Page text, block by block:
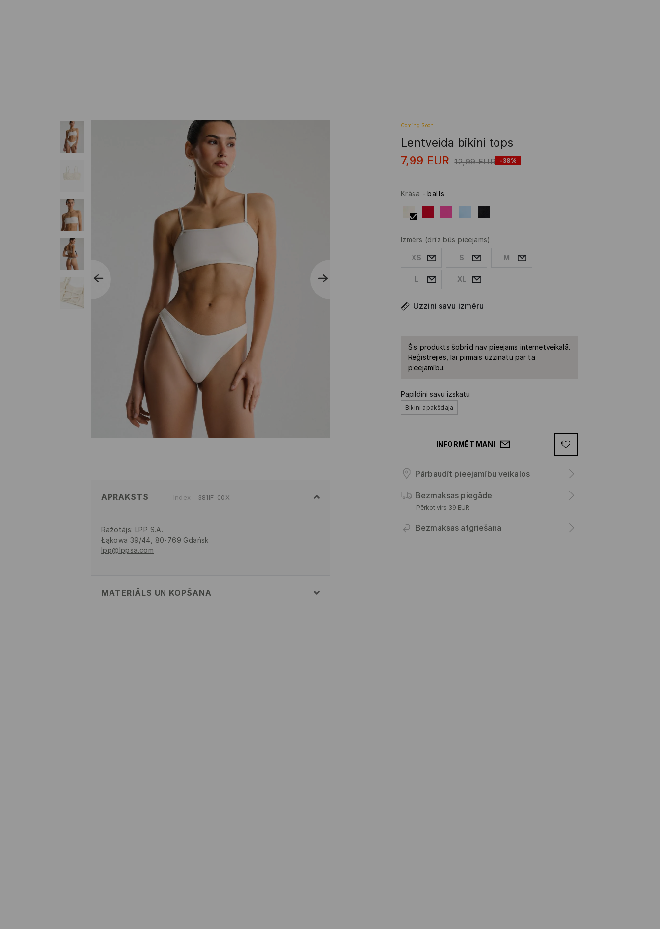
Coming Soon
Lentveida bikini tops
7,99 EUR 12,99 EUR -38%
Krāsa -balts
Izmērs (drīz būs pieejams)
XS S M
L XL
Uzzini savu izmēru
Šis produkts šobrīd nav pieejams internetveikalā.
Reģistrējies, lai pirmais uzzinātu par tā
pieejamību.
Papildini savu izskatu
Bikini apakšdaļa
INFORMĒT MANI
Pārbaudīt pieejamību veikalos
Bezmaksas piegāde
Pērkot virs 39 EUR
Bezmaksas atgriešana
APRAKSTS Index 381IF-00X
Ražotājs: LPP S.A.
Łąkowa 39/44, 80-769 Gdańsk
lpp@lppsa.com
MATERIĀLS UN KOPŠANA